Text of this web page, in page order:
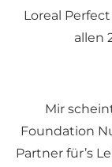
Loreal
allen
Mir
Foundation
Partner für’s